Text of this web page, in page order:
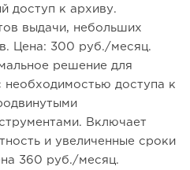
доступ к архиву.
выдачи, небольших
Цена: 300 руб./месяц.
решение для
необходимостью доступа к
Включает
и увеличенные сроки
360 руб./месяц.